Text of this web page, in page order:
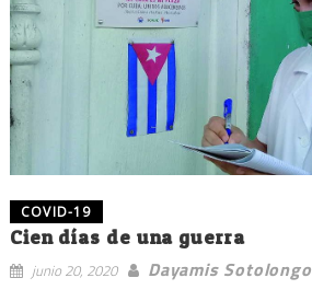
COVID-19
Cien días de una guerra
junio 20, 2020 Dayamis Sotolongo